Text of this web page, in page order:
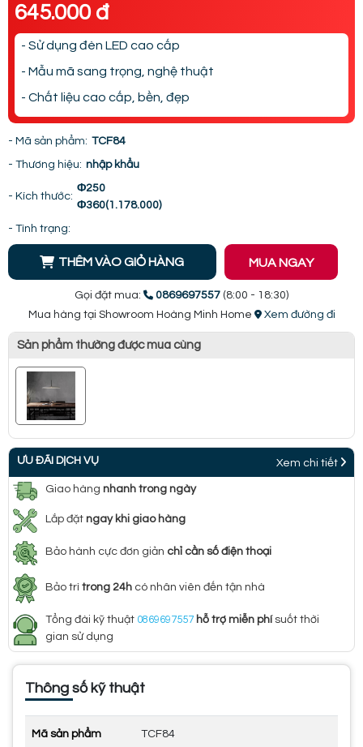
645.000 đ
- Sử dụng đèn LED cao cấp
- Mẫu mã sang trọng, nghệ thuật
- Chất liệu cao cấp, bền, đẹp
- Mã sản phẩm: TCF84
- Thương hiệu: nhập khẩu
- Kích thước:
Φ250
Φ360(1.178.000)
- Tình trạng:
THÊM VÀO GIỎ HÀNG MUA NGAY
Gọi đặt mua: 0869697557 (8:00 - 18:30)
Mua hàng tại Showroom Hoàng Minh Home
Xem đường đi
Sản phẩm thường được mua cùng
ƯU ĐÃI DỊCH VỤ Xem chi tiết
Giao hàng nhanh trong ngày
Lắp đặt ngay khi giao hàng
Bảo hành cực đơn giản chỉ cần số điện thoại
Bảo trì trong 24h có nhân viên đến tận nhà
Tổng đài kỹ thuật 0869697557 hỗ trợ miễn phí suốt thời
gian sử dụng
Thông số kỹ thuật
Mã sản phẩm TCF84